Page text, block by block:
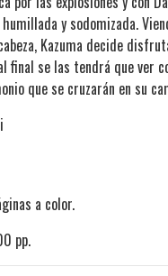
y sodomizada.
Kazuma decide
final se las tendrá que ver
que se cruzarán en su
a color.
pp.